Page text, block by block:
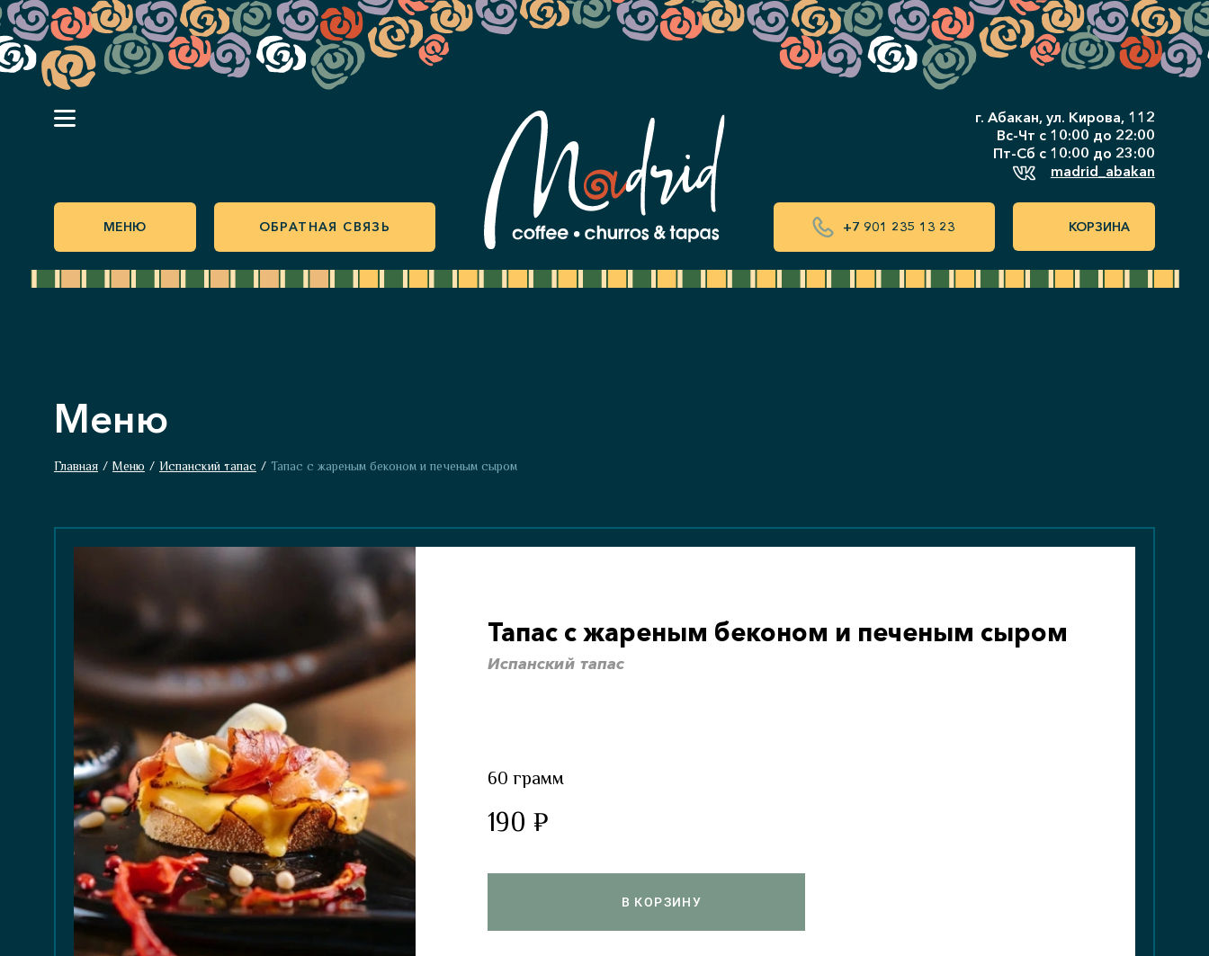
г. Абакан, ул. Кирова, 112
Вс-Чт с 10:00 до 22:00
Пт-Сб с 10:00 до 23:00
madrid_abakan
МЕНЮ +7 901 235 13 23
ОБРАТНАЯ СВЯЗЬ КОРЗИНА
Меню
Главная / Меню / Испанский тапас / Тапас с жареным беконом и печеным сыром
Тапас с жареным беконом и печеным сыром
Испанский тапас
60 грамм
190 ₽
В КОРЗИНУ